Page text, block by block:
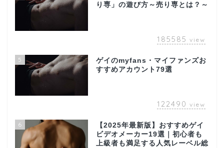
り専」の遊び方～売り専とは？～
185585 view
5
ゲイのmyfans・マイファンズお
すすめアカウント79選
122490 view
6
【2025年最新版】おすすめゲイ
ビデオメーカー19選｜初心者も
上級者も満足する人気レーベル総